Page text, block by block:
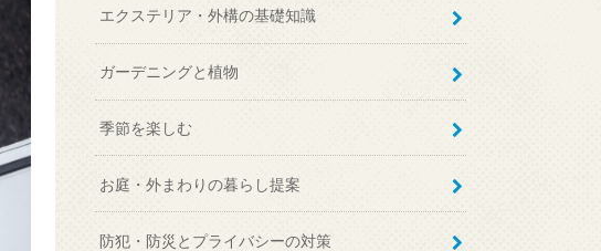
エクステリア・外構の基礎知識
ガーデニングと植物
季節を楽しむ
お庭・外まわりの暮らし提案
防犯・防災とプライバシーの対策